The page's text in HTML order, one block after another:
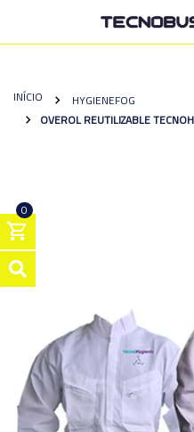
0
INÍCIO
HYGIENEFOG
OVEROL REUTILIZABLE